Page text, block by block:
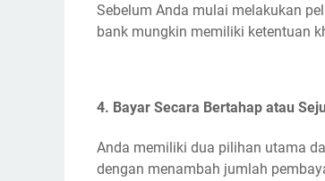
Sebelum Anda mulai melakukan
bank mungkin memiliki ketentuan
4. Bayar Secara Bertahap atau
Anda memiliki dua pilihan utama
dengan menambah jumlah